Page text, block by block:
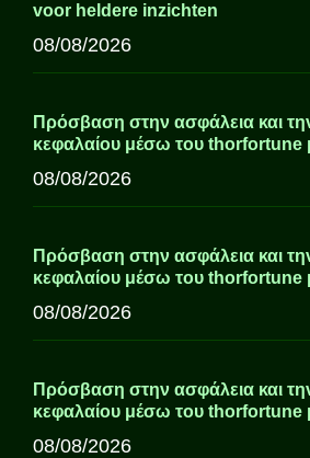
voor heldere inzichten
08/08/2026
Πρόσβαση στην ασφάλεια και
κεφαλαίου μέσω του thorfortune
08/08/2026
Πρόσβαση στην ασφάλεια και
κεφαλαίου μέσω του thorfortune
08/08/2026
Πρόσβαση στην ασφάλεια και
κεφαλαίου μέσω του thorfortune
08/08/2026